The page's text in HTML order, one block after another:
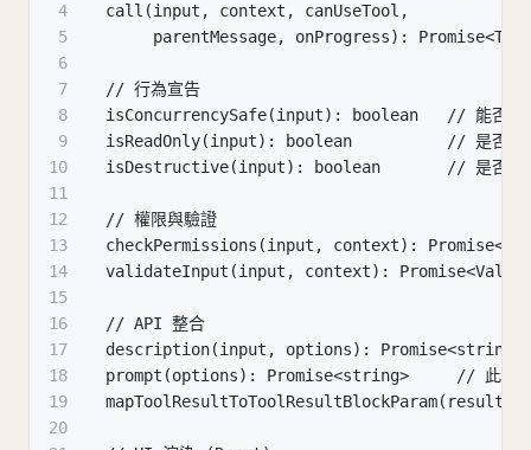
4
  call(input, context, canUseTool,
5
parentMessage, onProgress):
6
7
  // 行為宣告
8
isConcurrencySafe(input): boolean   // 能否並
9
isReadOnly(input): boolean          // 是否為
10
isDestructive(input): boolean       // 是否為
11
12
  // 權限與驗證
13
checkPermissions(input, context):
14
validateInput(input, context):
15
16
  // API 整合
17
  description(input, options): Promise<string>
18
prompt(options): Promise<string>     // 此工具
19
mapToolResultToToolResultBlockParam(result,
20